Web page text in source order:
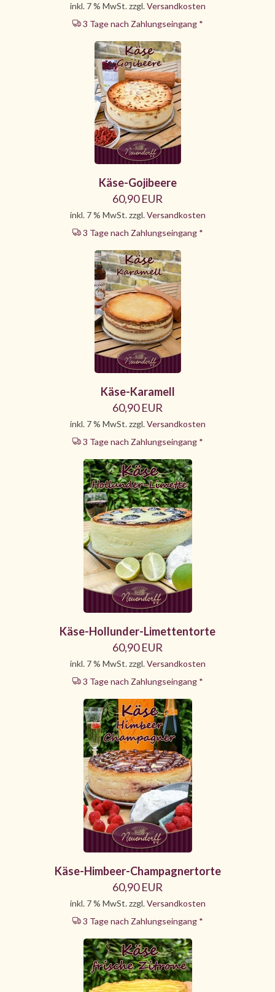
inkl. 7 % MwSt. zzgl.Versandkosten
3 Tage nach Zahlungseingang *
Käse-Gojibeere
60,90 EUR
inkl. 7 % MwSt. zzgl.Versandkosten
3 Tage nach Zahlungseingang *
Käse-Karamell
60,90 EUR
inkl. 7 % MwSt. zzgl.Versandkosten
3 Tage nach Zahlungseingang *
Käse-Hollunder-Limettentorte
60,90 EUR
inkl. 7 % MwSt. zzgl.Versandkosten
3 Tage nach Zahlungseingang *
Käse-Himbeer-Champagnertorte
60,90 EUR
inkl. 7 % MwSt. zzgl.Versandkosten
3 Tage nach Zahlungseingang *